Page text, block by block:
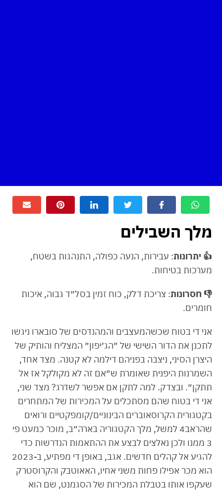
מלך השבילים
👍 יתרונות: עבירות, הנעה כפולה, התנהגות בשטח,
מערכות בטיחות.
👎 חסרונות: צריכת דלק, כוח זמין בסל״ד גבוה, איכות
חומרים.
אני די בטוח שכשהמעצבים והמהנדסים של סובארו ניגשו
לתכנן את הדור השישי של ״הג׳יפון״ המצליח והותיק של
היצרן הסיני, ניצבה בפניהם דילמה לא קטנה. מצד אחד,
השמרנות היפנית שאומרת ש״אם זה לא מקולקל אז אל
תתקן״. ובצדק. למה לתקן אם אפשר לשדרג? מצד שני,
אני די בטוח שהם מסתכלים על המכירות של המתחרים
בקטגורית הקרוסאוברים הבינוניים/קומפקטיים ורואים
שהראב4 למשל, מלך הקטגוריה בארה״ב, מוכר כמעט פי
3 ממנו ולכן נאלצים לבצע את ההתאמות הנדרשות כדי
להגיע אל קהלים חדשים. אגב, באופן די מפתיע, ב-2023
הוא מכר אפילו פחות משני אחיו, האאוטבק והקרוסטרק
שעקפו אותו בטבלת המכירות של הסגמנט, שם הוא